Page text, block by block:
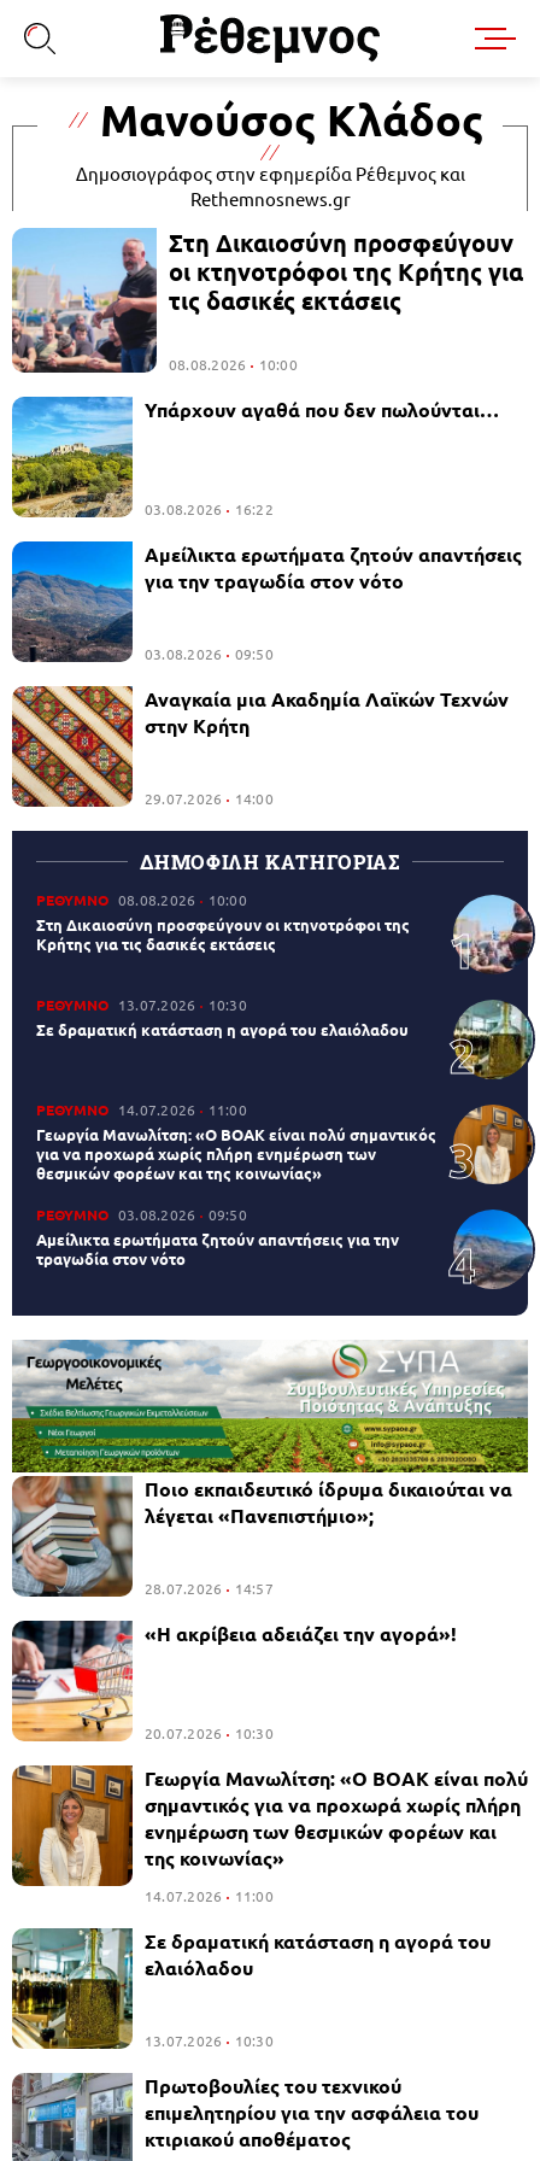
Μανούσος Κλάδος
Δημοσιογράφος στην εφημερίδα Ρέθεμνος και
Rethemnosnews.gr
Στη Δικαιοσύνη προσφεύγουν
οι κτηνοτρόφοι της Κρήτης για
τις δασικές εκτάσεις
08.08.2026 10:00
Υπάρχουν αγαθά που δεν πωλούνται…
03.08.2026 16:22
Αμείλικτα ερωτήματα ζητούν απαντήσεις
για την τραγωδία στον νότο
03.08.2026 09:50
Αναγκαία μια Ακαδημία Λαϊκών Τεχνών
στην Κρήτη
29.07.2026 14:00
ΔΗΜΟΦΙΛΗ ΚΑΤΗΓΟΡΙΑΣ
ΡΕΘΥΜΝΟ 08.08.2026 10:00
Στη Δικαιοσύνη προσφεύγουν οι κτηνοτρόφοι της
Κρήτης για τις δασικές εκτάσεις
ΡΕΘΥΜΝΟ 13.07.2026 10:30
Σε δραματική κατάσταση η αγορά του ελαιόλαδου
ΡΕΘΥΜΝΟ 14.07.2026 11:00
Γεωργία Μανωλίτση: «Ο ΒΟΑΚ είναι πολύ σημαντικός
για να προχωρά χωρίς πλήρη ενημέρωση των
θεσμικών φορέων και της κοινωνίας»
ΡΕΘΥΜΝΟ 03.08.2026 09:50
Αμείλικτα ερωτήματα ζητούν απαντήσεις για την
τραγωδία στον νότο
Ποιο εκπαιδευτικό ίδρυμα δικαιούται να
λέγεται «Πανεπιστήμιο»;
28.07.2026 14:57
«Η ακρίβεια αδειάζει την αγορά»!
20.07.2026 10:30
Γεωργία Μανωλίτση: «Ο ΒΟΑΚ είναι πολύ
σημαντικός για να προχωρά χωρίς πλήρη
ενημέρωση των θεσμικών φορέων και
της κοινωνίας»
14.07.2026 11:00
Σε δραματική κατάσταση η αγορά του
ελαιόλαδου
13.07.2026 10:30
Πρωτοβουλίες του τεχνικού
επιμελητηρίου για την ασφάλεια του
κτιριακού αποθέματος